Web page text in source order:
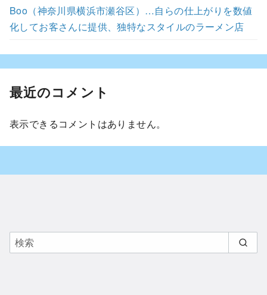
Boo（神奈川県横浜市瀬谷区）…自らの仕上がりを数値
化してお客さんに提供、独特なスタイルのラーメン店
最近のコメント
表示できるコメントはありません。